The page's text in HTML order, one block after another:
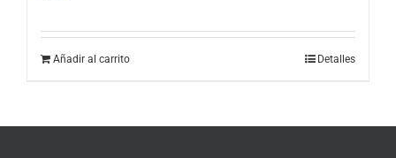
Añadir al carrito Detalles